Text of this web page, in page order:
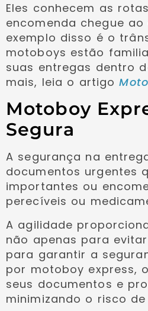
Eles conhecem as
encomenda chegue
exemplo disso é o
motoboys estão
suas entregas dentro
mais, leia o artigo
Motoboy
Segura
A segurança na
documentos urgentes
importantes ou
perecíveis ou
A agilidade
não apenas para
para garantir a
por motoboy express,
seus documentos e
minimizando o risco